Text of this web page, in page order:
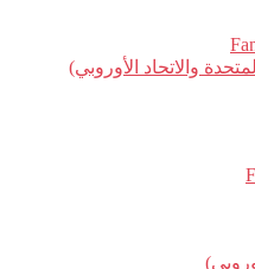
والاتحاد الأوروبي)